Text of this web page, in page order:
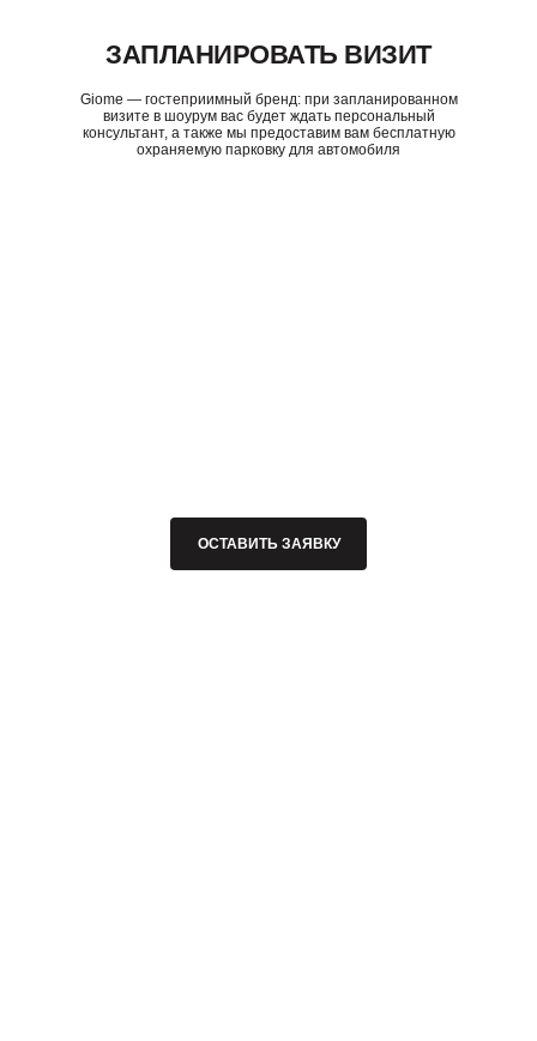
ЗАПЛАНИРОВАТЬ ВИЗИТ
Giome — гостеприимный бренд: при запланированном
визите в шоурум вас будет ждать персональный
консультант, а также мы предоставим вам бесплатную
охраняемую парковку для автомобиля
ОСТАВИТЬ ЗАЯВКУ